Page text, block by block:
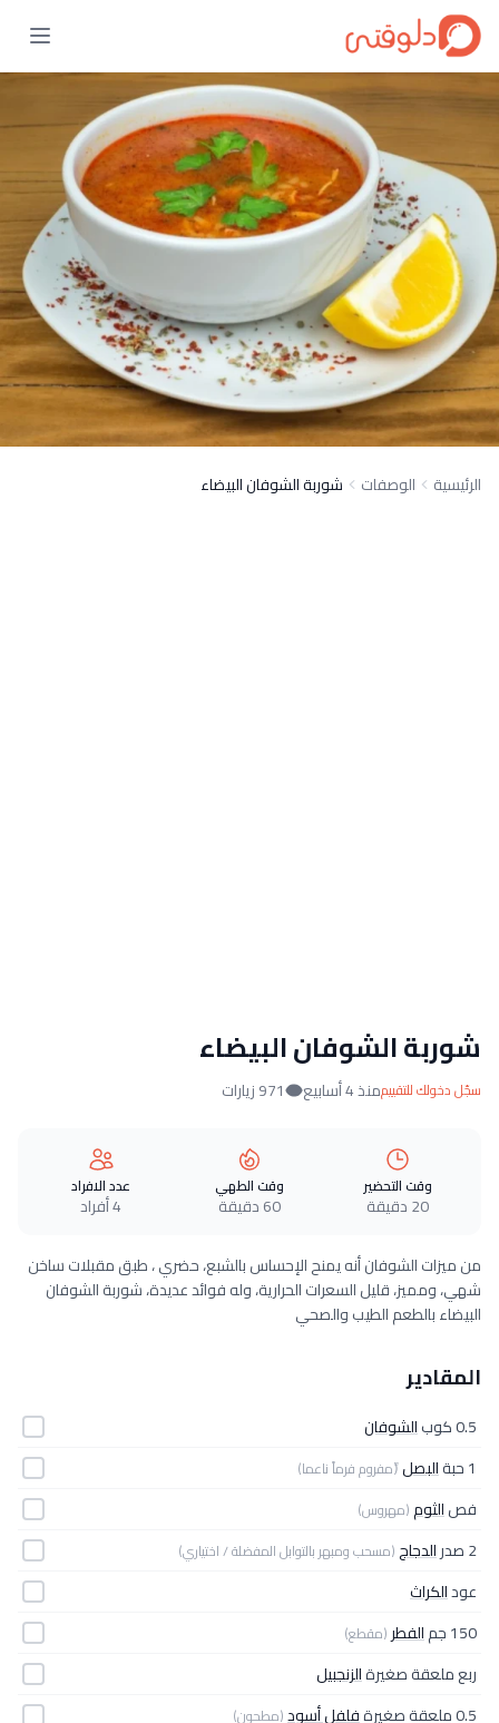
الرئيسية الوصفات شوربة الشوفان البيضاء
شوربة الشوفان البيضاء
سجّل دخولك للتقييممنذ 4 أسابيع 971 زيارات
وقت التحضير
20 دقيقة
وقت الطهي
60 دقيقة
عدد الافراد
4 أفراد
من ميزات الشوفان أنه يمنح الإحساس بالشبع، حضري ، طبق مقبلات ساخن
شهي، ومميز، قليل السعرات الحرارية، وله فوائد عديدة، شوربة الشوفان
البيضاء بالطعم الطيب والصحي
المقادير
0.5 كوب
الشوفان
1 حبة
البصل(ًمفروم فرماً ناعما)
فصالثوم(مهروس)
2 صدر الدجاج(مسحب ومبهر بالتوابل المفضلة / اختياري)
عودالكراث
150 جم
الفطر (مقطع)
ربع ملعقة صغيرةالزنجبيل
0.5 ملعقة صغيرة
فلفل أسود(مطحون)